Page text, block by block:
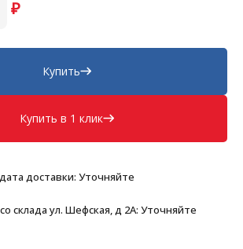
₽
Купить
Купить в 1 клик
доставки: Уточняйте
склада ул. Шефская, д 2А: Уточняйте